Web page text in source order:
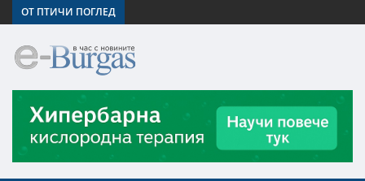
ОТ ПТИЧИ ПОГЛЕД